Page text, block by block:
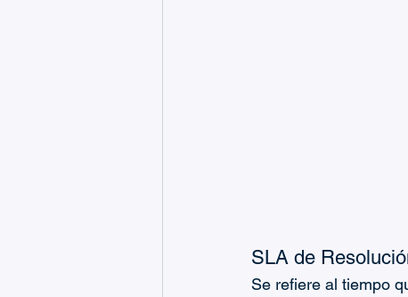
SLA de
Se refiere al tiempo